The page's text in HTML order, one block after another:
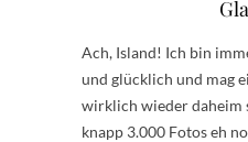
Ach, Island! Ich bin
und glücklich und mag
wirklich wieder daheim
knapp 3.000 Fotos eh